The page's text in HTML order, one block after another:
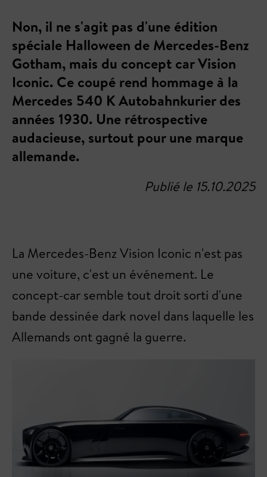
Non, il ne s'agit pas d'une édition
spéciale Halloween de Mercedes-Benz
Gotham, mais du concept car Vision
Iconic. Ce coupé rend hommage à la
Mercedes 540 K Autobahnkurier des
années 1930. Une rétrospective
audacieuse, surtout pour une marque
allemande.
Publié le 15.10.2025
La Mercedes-Benz Vision Iconic n'est pas
une voiture, c'est un événement. Le
concept-car semble tout droit sorti d'une
bande dessinée dark novel dans laquelle les
Allemands ont gagné la guerre.